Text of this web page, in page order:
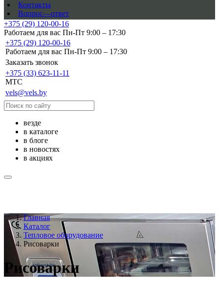
Контакты
Вопрос—ответ
+375 (29) 120-00-16
Работаем для вас Пн-Пт 9:00 – 17:30
+375 (29) 120-00-16
Работаем для вас Пн-Пт 9:00 – 17:30
Заказать звонок
+375 (33) 623-11-11
MTC
vels@vels.by
везде
в каталоге
в блоге
в новостях
в акциях
Главная
Каталог
Тепловое оборудование
Рисоварки
Рисоварки